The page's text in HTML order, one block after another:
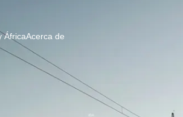
ÁfricaAcerca de